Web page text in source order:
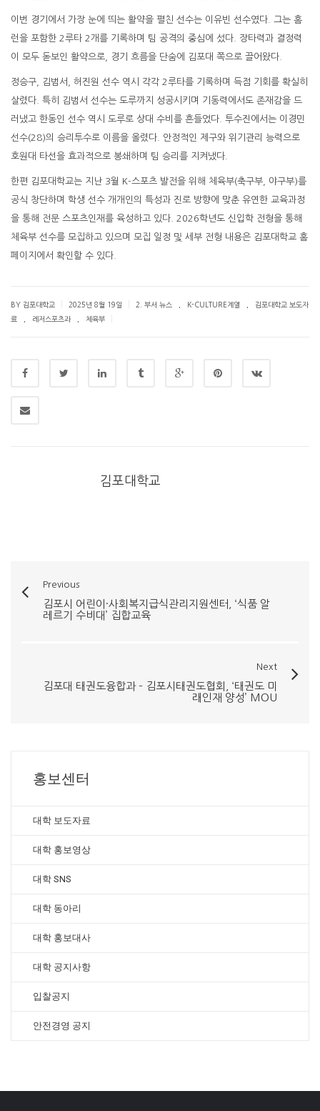
이번 경기에서 가장 눈에 띄는 활약을 펼친 선수는 이유빈 선수였다. 그는 홈
런을 포함한 2루타 2개를 기록하며 팀 공격의 중심에 섰다. 장타력과 결정력
이 모두 돋보인 활약으로, 경기 흐름을 단숨에 김포대 쪽으로 끌어왔다.
정승구, 김범서, 허진원 선수 역시 각각 2루타를 기록하며 득점 기회를 확실히
살렸다. 특히 김범서 선수는 도루까지 성공시키며 기동력에서도 존재감을 드
러냈고 한동인 선수 역시 도루로 상대 수비를 흔들었다. 투수진에서는 이경민
선수(28)의 승리투수로 이름을 올렸다. 안정적인 제구와 위기관리 능력으로
호원대 타선을 효과적으로 봉쇄하며 팀 승리를 지켜냈다.
한편 김포대학교는 지난 3월 K-스포츠 발전을 위해 체육부(축구부, 야구부)를
공식 창단하며 학생 선수 개개인의 특성과 진로 방향에 맞춘 유연한 교육과정
을 통해 전문 스포츠인재를 육성하고 있다. 2026학년도 신입학 전형을 통해
체육부 선수를 모집하고 있으며 모집 일정 및 세부 전형 내용은 김포대학교 홈
페이지에서 확인할 수 있다.
BY 김포대학교 2025년 8월 19일 2. 부서 뉴스 K-CULTURE계열
김포대학교 보도자
료
레저스포츠과 체육부
김포대학교
Previous
김포시 어린이·사회복지급식관리지원센터, ‘식품 알
레르기 수비대’ 집합교육
Next
김포대 태권도융합과 – 김포시태권도협회, ‘태권도 미
래인재 양성’ MOU
홍보센터
대학 보도자료
대학 홍보영상
대학 SNS
대학 동아리
대학 홍보대사
대학 공지사항
입찰공지
안전경영 공지